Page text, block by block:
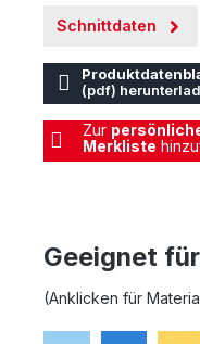
Schnittdaten
(pdf)
Zur
Merkliste
Geeignet
(Anklicken für